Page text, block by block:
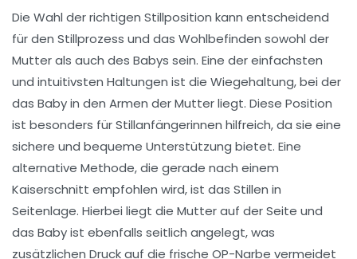
Die Wahl der richtigen Stillposition kann entscheidend
für den Stillprozess und das Wohlbefinden sowohl der
Mutter als auch des Babys sein. Eine der einfachsten
und intuitivsten Haltungen ist die Wiegehaltung, bei der
das Baby in den Armen der Mutter liegt. Diese Position
ist besonders fürStillanfängerinnen hilfreich, da sie eine
sichere und bequeme Unterstützung bietet. Eine
alternative Methode, die gerade nach einem
Kaiserschnitt empfohlen wird, ist das Stillen in
Seitenlage. Hierbei liegt die Mutter auf der Seite und
das Baby ist ebenfalls seitlich angelegt, was
zusätzlichen Druck auf die frische OP-Narbe vermeidet